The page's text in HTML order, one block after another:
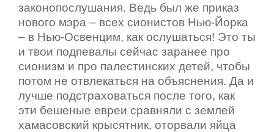
законопослушания. Ведь был же приказ
нового мэра – всех сионистов Нью-Йорка
– в Нью-Освенцим, как ослушаться! Это ты
и твои подпевалы сейчас заранее про
сионизм и про палестинских детей, чтобы
потом не отвлекаться на объяснения. Да и
лучше подстраховаться после того, как
эти бешеные евреи сравняли с землей
хамасовский крысятник, оторвали яйца